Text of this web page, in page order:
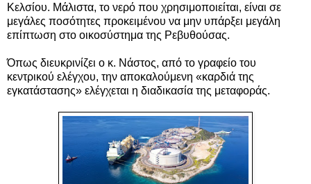
Κελσίου. Μάλιστα, το νερό που χρησιμοποιείται, είναι σε
μεγάλες ποσότητες προκειμένου να μην υπάρξει μεγάλη
επίπτωση στο οικοσύστημα της Ρεβυθούσας.
Όπως διευκρινίζει ο κ. Νάστος, από το γραφείο του
κεντρικού ελέγχου, την αποκαλούμενη «καρδιά της
εγκατάστασης» ελέγχεται η διαδικασία της μεταφοράς.